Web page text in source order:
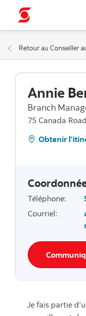
Retour au Conseiller
Annie
Branch
75 Canada
Obtenir
Téléphone:
Courriel:
Je fais partie